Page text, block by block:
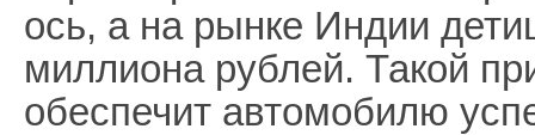
ось, а на рынке Индии
миллиона рублей. Такой
обеспечит автомобилю